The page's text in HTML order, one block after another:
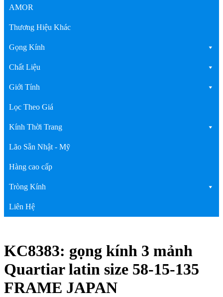
AMOR
Thương Hiệu Khác
Gọng Kính
Chất Liệu
Giới Tính
Lọc Theo Giá
Kính Thời Trang
Lão Sẵn Nhật - Mỹ
Hàng cao cấp
Tròng Kính
Liên Hệ
KC8383: gọng kính 3 mảnh
Quartiar latin size 58-15-135
FRAME JAPAN